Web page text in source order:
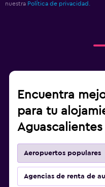
nuestra Política de privacidad.
Encuentra
para tu
Aguascalientes
Aeropuertos populares
Agencias de renta de